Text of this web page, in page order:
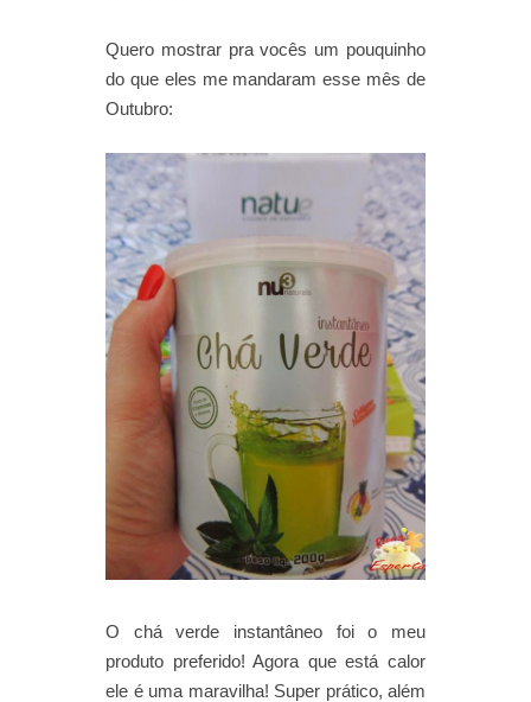
Quero mostrar pra vocês um pouquinho
do que eles me mandaram esse mês de
Outubro:
O chá verde instantâneo foi o meu
produto preferido! Agora que está calor
ele é uma maravilha! Super prático, além